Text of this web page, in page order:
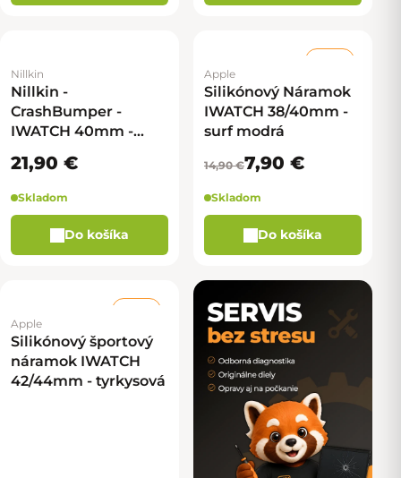
Nillkin
Nillkin -
CrashBumper -
IWATCH 40mm -
21,90 €
Skladom
Do košíka
Apple
Silikónový Náramok
IWATCH 38/40mm -
surf modrá
14,90 €7,90 €
Skladom
Do košíka
Apple
Silikónový športový
náramok IWATCH
42/44mm - tyrkysová